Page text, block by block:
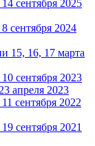
сентября 2025
сентября 2024
15, 16, 17 марта
сентября 2023
апреля 2023
сентября 2022
сентября 2021